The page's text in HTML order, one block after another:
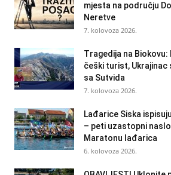
mjesta na području
Neretve
7. kolovoza 2026.
Tragedija na Biokovu:
češki turist, Ukrajinac
sa Sutvida
7. kolovoza 2026.
Lađarice Siska
– peti uzastopni
Maratonu lađarica
6. kolovoza 2026.